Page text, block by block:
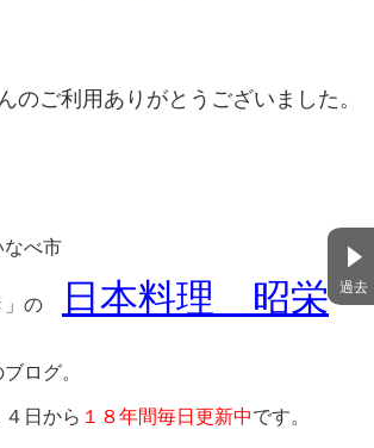
のご利用ありがとうございました。
べ市
」の
日本料理 昭栄
ログ。
４日から １８年間毎日更新中です。
過去